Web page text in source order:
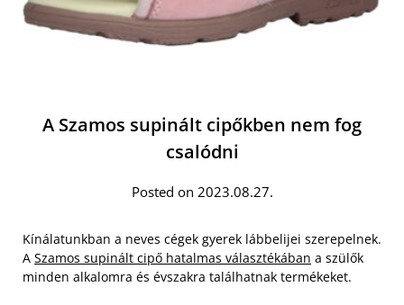
A Szamos supinált cipőkben nem fog
csalódni
Posted on 2023.08.27.
Kínálatunkban a neves cégek gyerek lábbelijei szerepelnek.
A Szamos supinált cipő hatalmas választékában a szülők
minden alkalomra és évszakra találhatnak termékeket.